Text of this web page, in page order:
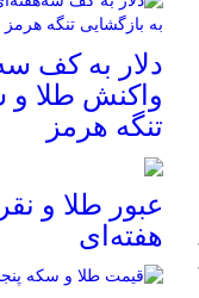
دلار به کف
واکنش طلا و
تنگه هرمز
عبور طلا و
هفته‌ای